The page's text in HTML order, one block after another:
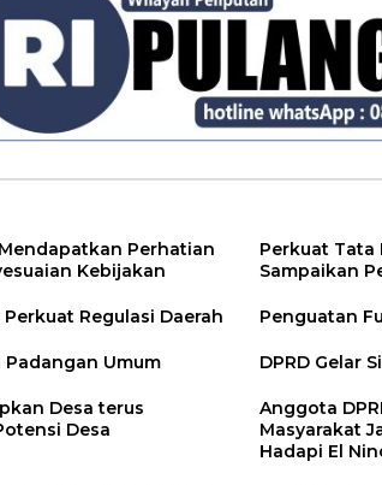
Perhatian
Kebijakan
Perkuat Tata
Sampaikan
Perkuat Regulasi Daerah Penguatan
Padangan Umum DPRD Gelar
Desa terus
Desa
Anggota
Masyarakat
Hadapi El